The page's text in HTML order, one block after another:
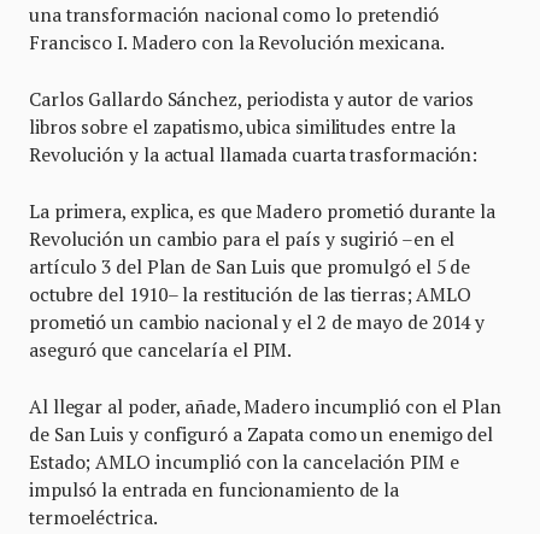
una transformación nacional como lo pretendió
Francisco I. Madero con la Revolución mexicana.
Carlos Gallardo Sánchez, periodista y autor de varios
libros sobre el zapatismo, ubica similitudes entre la
Revolución y la actual llamada cuarta trasformación:
La primera, explica, es que Madero prometió durante la
Revolución un cambio para el país y sugirió –en el
artículo 3 del Plan de San Luis que promulgó el 5 de
octubre del 1910– la restitución de las tierras; AMLO
prometió un cambio nacional y el 2 de mayo de 2014 y
aseguró que cancelaría el PIM.
Al llegar al poder, añade, Madero incumplió con el Plan
de San Luis y configuró a Zapata como un enemigo del
Estado; AMLO incumplió con la cancelación PIM e
impulsó la entrada en funcionamiento de la
termoeléctrica.